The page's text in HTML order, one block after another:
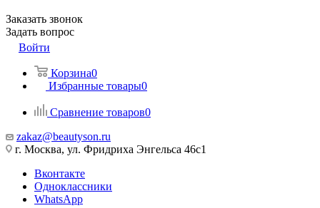
Заказать звонок
Задать вопрос
Войти
Корзина0
Избранные товары0
Сравнение товаров0
zakaz@beautyson.ru
г. Москва, ул. Фридриха Энгельса 46с1
Вконтакте
Одноклассники
WhatsApp